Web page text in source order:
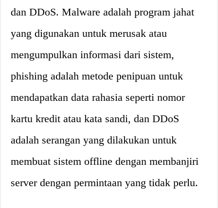
dan DDoS. Malware adalah program jahat
yang digunakan untuk merusak atau
mengumpulkan informasi dari sistem,
phishing adalah metode penipuan untuk
mendapatkan data rahasia seperti nomor
kartu kredit atau kata sandi, dan DDoS
adalah serangan yang dilakukan untuk
membuat sistem offline dengan membanjiri
server dengan permintaan yang tidak perlu.